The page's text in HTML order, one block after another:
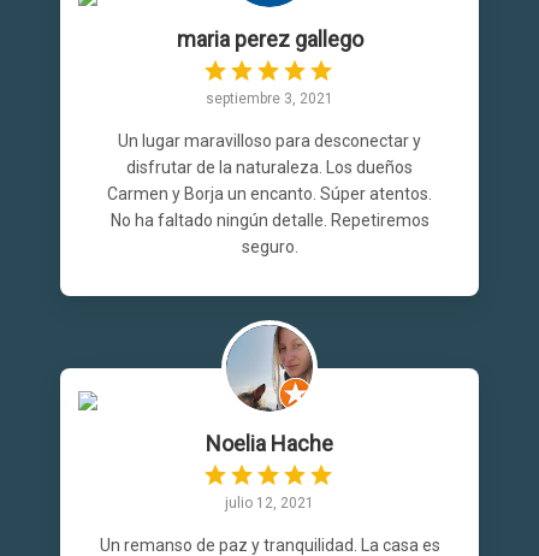
maria perez gallego
septiembre 3, 2021
Un lugar maravilloso para desconectar y
disfrutar de la naturaleza. Los dueños
Carmen y Borja un encanto. Súper atentos.
No ha faltado ningún detalle. Repetiremos
seguro.
Noelia Hache
julio 12, 2021
Un remanso de paz y tranquilidad. La casa es